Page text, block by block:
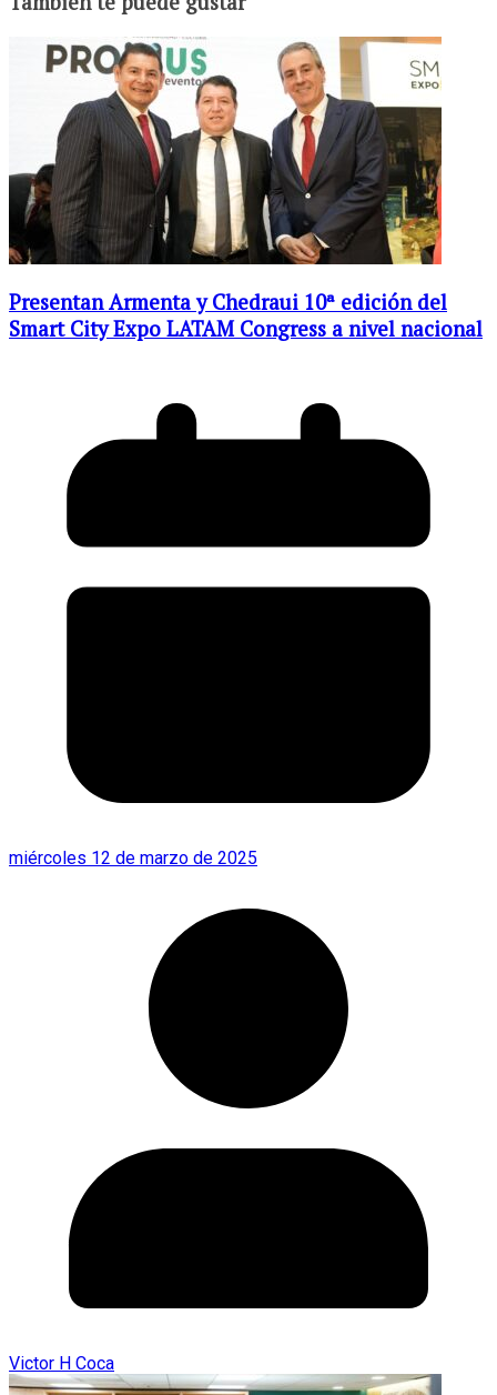
Presentan Armenta y Chedraui 10ª edición del
Smart City Expo LATAM Congress a nivel nacional
miércoles 12 de marzo de 2025
Victor H Coca